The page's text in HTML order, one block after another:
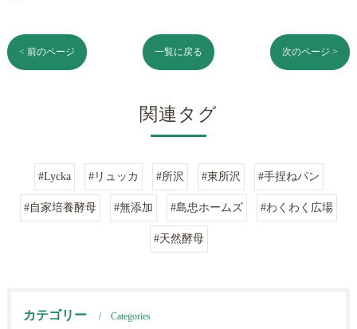
< 前のページ 一覧に戻る 次のページ >
関連タグ
#Lycka #リュッカ #所沢 #東所沢 #手捏ねパン
#自家培養酵母 #無添加 #島忠ホームズ #わくわく広場
#天然酵母
カテゴリー Categories